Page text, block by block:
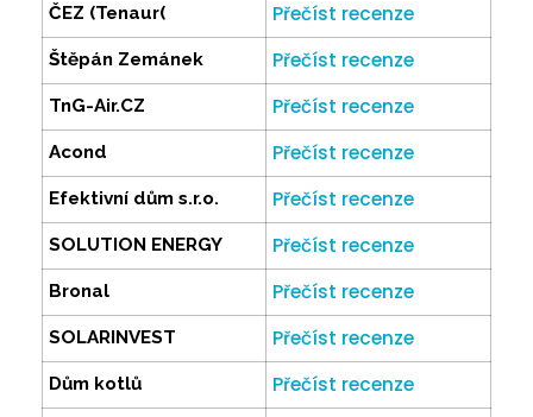
ČEZ (Tenaur( Přečíst recenze
Štěpán Zemánek Přečíst recenze
TnG-Air.CZ Přečíst recenze
Acond Přečíst recenze
Efektivní dům s.r.o. Přečíst recenze
SOLUTION ENERGY Přečíst recenze
Bronal Přečíst recenze
SOLARINVEST Přečíst recenze
Dům kotlů Přečíst recenze